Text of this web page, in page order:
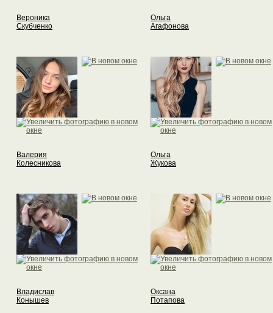
Вероника
Скубченко
Ольга
Агафонова
Валерия
Колесникова
Ольга
Жукова
Владислав
Конышев
Оксана
Потапова